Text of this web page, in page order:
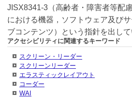
JISX8341-3（高齢者・障害者等配
における機器，ソフトウェア及び
ブコンテンツ）という指針を出して
アクセシビリティに関連するキーワード
スクリーン・リーダー
スクリーンリーダー
エラスティックレイアウト
コーダー
WAI